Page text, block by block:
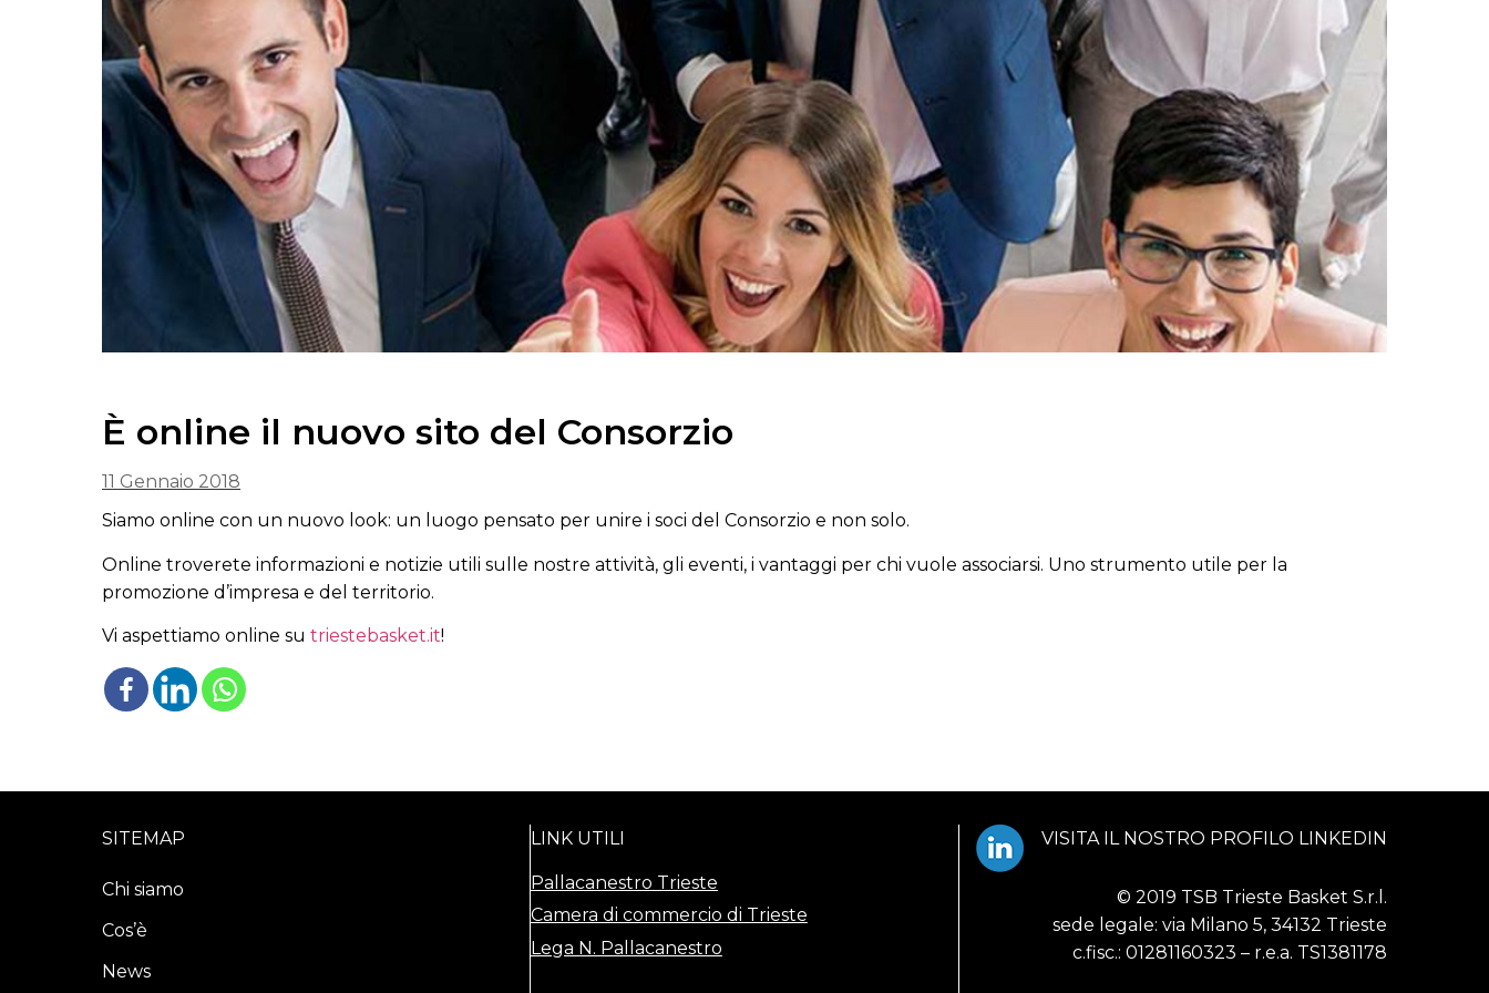
È online il nuovo sito del Consorzio
11 Gennaio 2018
Siamo online con un nuovo look: un luogo pensato per unire i soci del Consorzio e non solo.
Online troverete informazioni e notizie utili sulle nostre attività, gli eventi, i vantaggi per chi vuole associarsi. Uno strumento utile per la
promozione d’impresa e del territorio.
Vi aspettiamo online su triestebasket.it!
SITEMAP
Chi siamo
Cos’è
News
LINK UTILI
Pallacanestro Trieste
Camera di commercio di Trieste
Lega N. Pallacanestro
V ISITA IL NOSTRO PROFILO LINKEDIN
© 2019 TSB Trieste Basket S.r.l.
sede legale: via Milano 5, 34132 Trieste
c.fisc.: 01281160323 – r.e.a. TS1381178